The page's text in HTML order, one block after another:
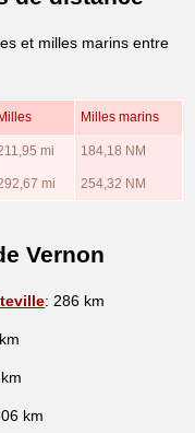
et milles marins entre
Milles marins
mi 184,18 NM
mi 254,32 NM
Vernon
: 286 km
km